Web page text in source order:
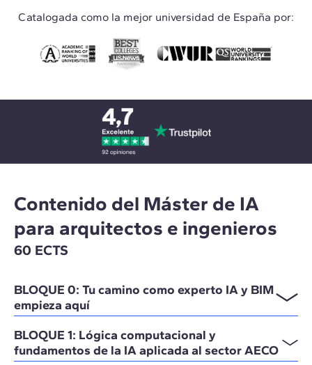
Catalogada como la mejor universidad de España por:
Contenido del Máster de IA
para arquitectos e ingenieros
60 ECTS
BLOQUE 0: Tu camino como experto IA y BIM
empieza aquí
BLOQUE 1: Lógica computacional y
fundamentos de la IA aplicada al sector AECO